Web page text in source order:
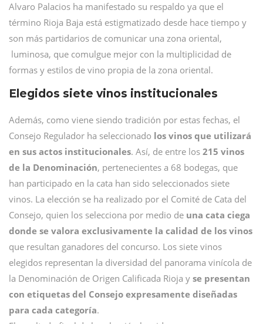
Alvaro Palacios ha manifestado su respaldo ya que el
término Rioja Baja está estigmatizado desde hace tiempo y
son más partidarios de comunicar una zona oriental,
luminosa, que comulgue mejor con la multiplicidad de
formas y estilos de vino propia de la zona oriental.
Elegidos siete vinos institucionales
Además, como viene siendo tradición por estas fechas, el
Consejo Regulador ha seleccionado los vinos que utilizará
en sus actos institucionales. Así, de entre los 215 vinos
de la Denominación, pertenecientes a 68 bodegas, que
han participado en la cata han sido seleccionados siete
vinos. La elección se ha realizado por el Comité de Cata del
Consejo, quien los selecciona por medio de una cata ciega
donde se valora exclusivamente la calidad de los vinos
que resultan ganadores del concurso. Los siete vinos
elegidos representan la diversidad del panorama vinícola de
la Denominación de Origen Calificada Rioja y se presentan
con etiquetas del Consejo expresamente diseñadas
para cada categoría.